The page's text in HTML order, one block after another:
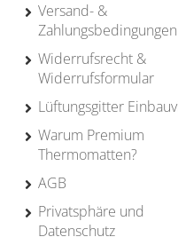
Versand- &
Zahlungsbedingungen
Widerrufsrecht &
Widerrufsformular
Lüftungsgitter
Warum Premium
Thermomatten?
AGB
Privatsphäre und
Datenschutz